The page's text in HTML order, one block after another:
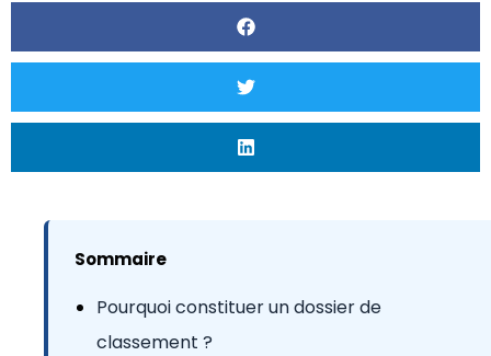
Sommaire
Pourquoi constituer un dossier de
classement ?